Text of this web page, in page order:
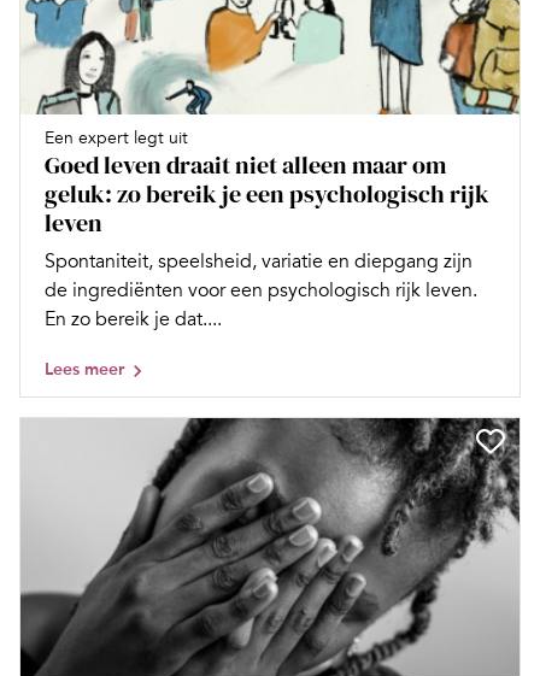
Een expert legt uit
Goed leven draait niet alleen maar om
geluk: zo bereik je een psychologisch rijk
leven
Spontaniteit, speelsheid, variatie en diepgang zijn
de ingrediënten voor een psychologisch rijk leven.
En zo bereik je dat....
Lees meer